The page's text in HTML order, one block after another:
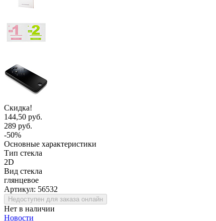
Скидка!
144,50 руб.
289 руб.
-50%
Основные характеристики
Тип стекла
2D
Вид стекла
глянцевое
Артикул: 56532
Недоступен для заказа онлайн
Нет в наличии
Новости